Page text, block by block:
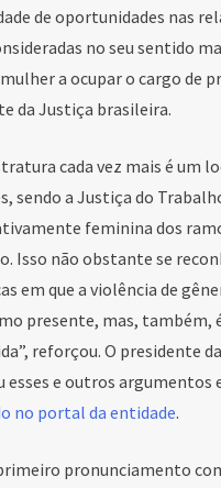
de oportunidades nas
no seu sentido
a ocupar o cargo de
da Justiça brasileira.
cada vez mais é um
sendo a Justiça do
feminina dos
Isso não obstante se
em que a violência de
presente, mas, também,
reforçou. O presidente
esses e outros argumentos
no portal da entidade.
pronunciamento